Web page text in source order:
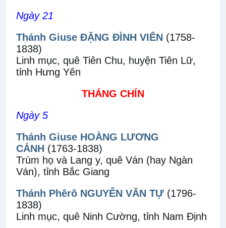
Ngày 21
Thánh Giuse ĐẶNG ĐÌNH VIÊN (1758-
1838)
Linh mục, quê Tiên Chu, huyện Tiên Lữ,
tỉnh Hưng Yên
THÁNG CHÍN
Ngày 5
Thánh Giuse HOÀNG LƯƠNG
CẢNH (1763-1838)
Trùm họ và Lang y, quê Ván (hay Ngàn
Ván), tỉnh Bắc Giang
Thánh Phêrô NGUYỄN VĂN TỰ (1796-
1838)
Linh mục, quê Ninh Cường, tỉnh Nam Định